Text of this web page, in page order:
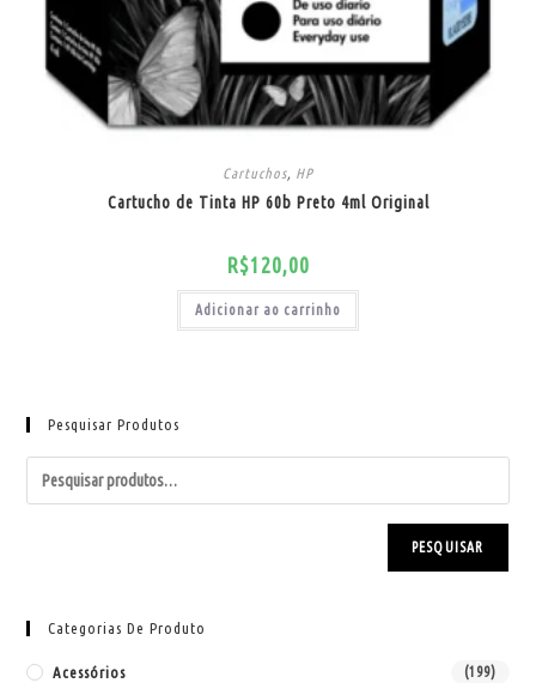
Cartuchos, HP
Cartucho de Tinta HP 60b Preto 4ml Original
R$120,00
Adicionar ao carrinho
Pesquisar Produtos
PESQUISAR
Categorias De Produto
Acessórios (199)